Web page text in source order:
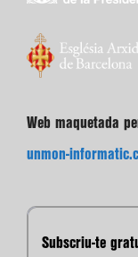
Web maquetada
unmon-
Subscriu-te